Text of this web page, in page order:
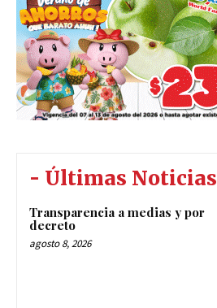
- Últimas Noticias
Transparencia a medias y por
decreto
agosto 8, 2026